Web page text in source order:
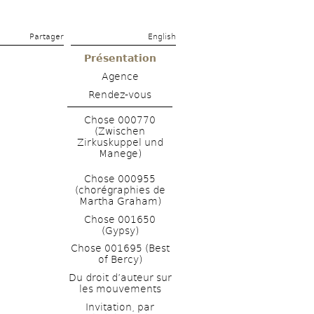
Partager English
Présentation
Agence
Rendez-vous
Chose 000770
(Zwischen
Zirkuskuppel und
Manege)
Chose 000955
(chorégraphies de
Martha Graham)
Chose 001650
(Gypsy)
Chose 001695 (Best
of Bercy)
Du droit d’auteur sur
les mouvements
Invitation, par